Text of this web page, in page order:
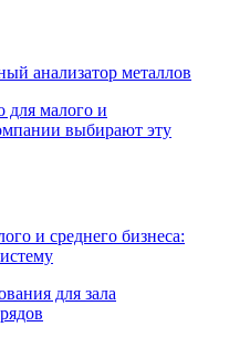
анализатор металлов
и среднего бизнеса: